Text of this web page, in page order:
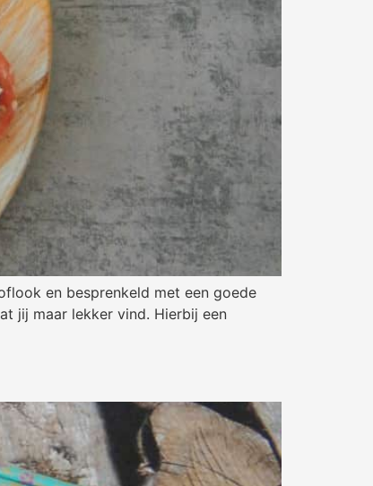
en besprenkeld met een goede
jij maar lekker vind. Hierbij een